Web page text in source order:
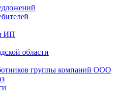
ИП
области
группы компаний ООО